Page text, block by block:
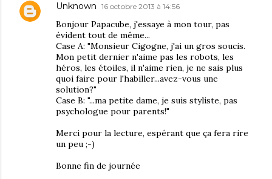
Unknown 16 octobre 2013 à 14:56
Bonjour Papacube, j'essaye à mon tour, pas
évident tout de même...
Case A: "Monsieur Cigogne, j'ai un gros soucis.
Mon petit dernier n'aime pas les robots, les
héros, les étoiles, il n'aime rien, je ne sais plus
quoi faire pour l'habiller...avez-vous une
solution?"
Case B: "...ma petite dame, je suis styliste, pas
psychologue pour parents!"
Merci pour la lecture, espérant que ça fera rire
un peu ;-)
Bonne fin de journée